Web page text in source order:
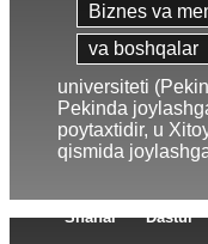
Biznes va
va boshqalar
universiteti
Pekinda
poytaxtidir, u
qismida
Shahar Dastur